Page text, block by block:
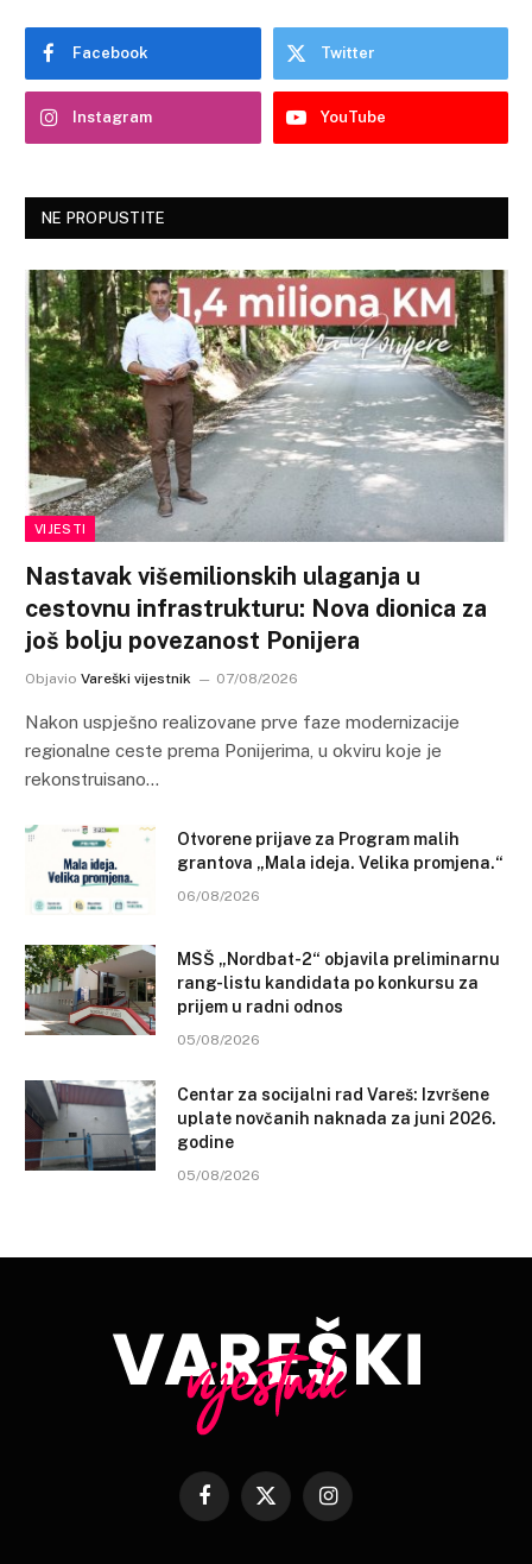
Facebook Twitter
Instagram YouTube
NE PROPUSTITE
VIJESTI
Nastavak višemilionskih ulaganja u
cestovnu infrastrukturu: Nova dionica za
još bolju povezanost Ponijera
Objavio Vareški vijestnik 07/08/2026
Nakon uspješno realizovane prve faze modernizacije
regionalne ceste prema Ponijerima, u okviru koje je
rekonstruisano…
Otvorene prijave za Program malih
grantova „Mala ideja. Velika promjena.“
06/08/2026
MSŠ „Nordbat-2“ objavila preliminarnu
rang-listu kandidata po konkursu za
prijem u radni odnos
05/08/2026
Centar za socijalni rad Vareš: Izvršene
uplate novčanih naknada za juni 2026.
godine
05/08/2026
Facebook
X
Instagram